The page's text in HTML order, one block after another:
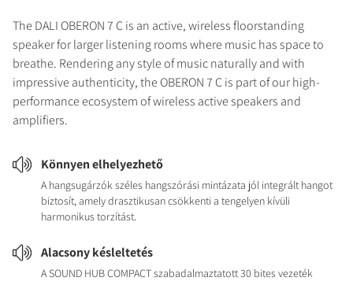
The DALI OBERON 7 C is an active, wireless floorstanding
speaker for larger listening rooms where music has space to
breathe. Rendering any style of music naturally and with
impressive authenticity, the OBERON 7 C is part of our high-
performance ecosystem of wireless active speakers and
amplifiers.
Könnyen elhelyezhető
A hangsugárzók széles hangszórási mintázata jól integrált hangot
biztosít, amely drasztikusan csökkenti a tengelyen kívüli
harmonikus torzítást.
Alacsony késleltetés
A SOUND HUB COMPACT szabadalmaztatott 30 bites vezeték